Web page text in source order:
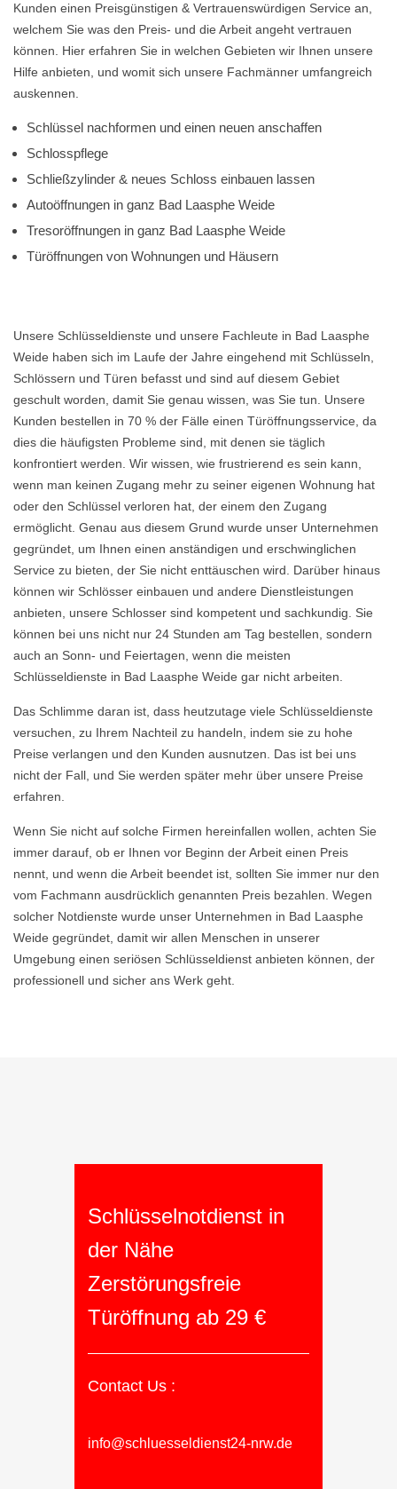
Kunden einen Preisgünstigen & Vertrauenswürdigen Service an,
welchem Sie was den Preis- und die Arbeit angeht vertrauen
können. Hier erfahren Sie in welchen Gebieten wir Ihnen unsere
Hilfe anbieten, und womit sich unsere Fachmänner umfangreich
auskennen.
Schlüssel nachformen und einen neuen anschaffen
Schlosspflege
Schließzylinder & neues Schloss einbauen lassen
Autoöffnungen in ganz Bad Laasphe Weide
Tresoröffnungen in ganz Bad Laasphe Weide
Türöffnungen von Wohnungen und Häusern
Unsere Schlüsseldienste und unsere Fachleute in Bad Laasphe
Weide haben sich im Laufe der Jahre eingehend mit Schlüsseln,
Schlössern und Türen befasst und sind auf diesem Gebiet
geschult worden, damit Sie genau wissen, was Sie tun. Unsere
Kunden bestellen in 70 % der Fälle einen Türöffnungsservice, da
dies die häufigsten Probleme sind, mit denen sie täglich
konfrontiert werden. Wir wissen, wie frustrierend es sein kann,
wenn man keinen Zugang mehr zu seiner eigenen Wohnung hat
oder den Schlüssel verloren hat, der einem den Zugang
ermöglicht. Genau aus diesem Grund wurde unser Unternehmen
gegründet, um Ihnen einen anständigen und erschwinglichen
Service zu bieten, der Sie nicht enttäuschen wird. Darüber hinaus
können wir Schlösser einbauen und andere Dienstleistungen
anbieten, unsere Schlosser sind kompetent und sachkundig. Sie
können bei uns nicht nur 24 Stunden am Tag bestellen, sondern
auch an Sonn- und Feiertagen, wenn die meisten
Schlüsseldienste in Bad Laasphe Weide gar nicht arbeiten.
Das Schlimme daran ist, dass heutzutage viele Schlüsseldienste
versuchen, zu Ihrem Nachteil zu handeln, indem sie zu hohe
Preise verlangen und den Kunden ausnutzen. Das ist bei uns
nicht der Fall, und Sie werden später mehr über unsere Preise
erfahren.
Wenn Sie nicht auf solche Firmen hereinfallen wollen, achten Sie
immer darauf, ob er Ihnen vor Beginn der Arbeit einen Preis
nennt, und wenn die Arbeit beendet ist, sollten Sie immer nur den
vom Fachmann ausdrücklich genannten Preis bezahlen. Wegen
solcher Notdienste wurde unser Unternehmen in Bad Laasphe
Weide gegründet, damit wir allen Menschen in unserer
Umgebung einen seriösen Schlüsseldienst anbieten können, der
professionell und sicher ans Werk geht.
Schlüsselnotdienst in
der Nähe
Zerstörungsfreie
Türöffnung ab 29 €
Contact Us :
info@schluesseldienst24-nrw.de